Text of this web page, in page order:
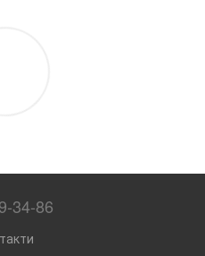
34-86